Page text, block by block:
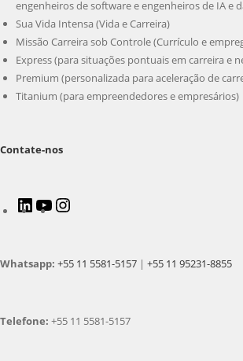
engenheiros de software e engenheiros de IA e
Sua Vida Intensa (Vida e Carreira)
Missão Carreira sob Controle (Currículo e
Express (para situações pontuais em carreira e
Premium (personalizada para aceleração de
Titanium (para empreendedores e empresários)
Contate-nos
LinkedInYoutube
Whatsapp: +55 11 5581-5157 | +55 11 95231-8855
Telefone: +55 11 5581-5157